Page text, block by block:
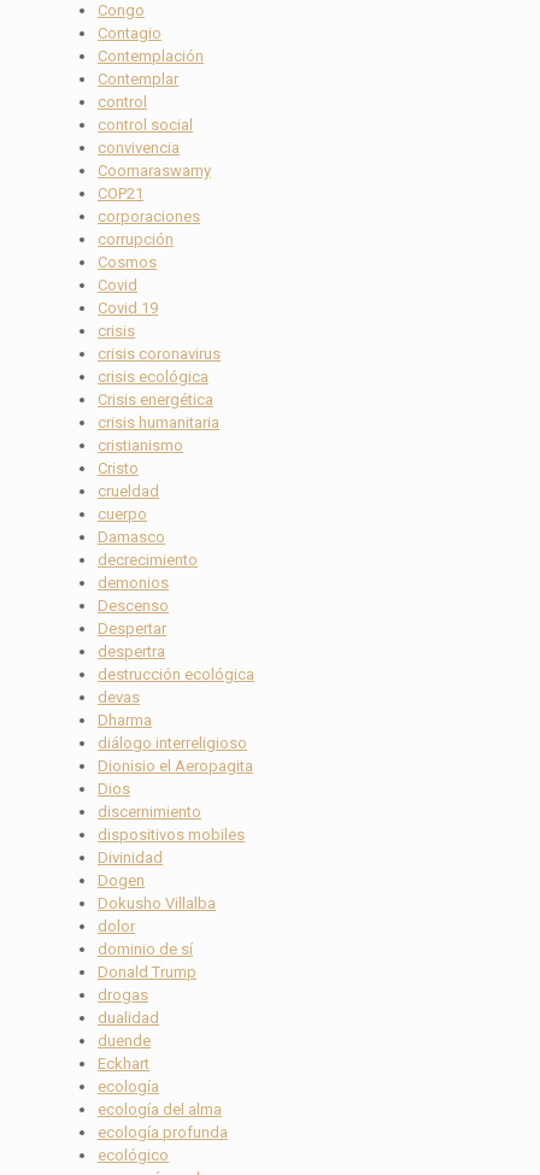
Congo
Contagio
Contemplación
Contemplar
control
control social
convivencia
Coomaraswamy
COP21
corporaciones
corrupción
Cosmos
Covid
Covid 19
crisis
crisis coronavirus
crisis ecológica
Crisis energética
crisis humanitaria
cristianismo
Cristo
crueldad
cuerpo
Damasco
decrecimiento
demonios
Descenso
Despertar
despertra
destrucción ecológica
devas
Dharma
diálogo interreligioso
Dionisio el Aeropagita
Dios
discernimiento
dispositivos mobiles
Divinidad
Dogen
Dokusho Villalba
dolor
dominio de sí
Donald Trump
drogas
dualidad
duende
Eckhart
ecología
ecología del alma
ecología profunda
ecológico